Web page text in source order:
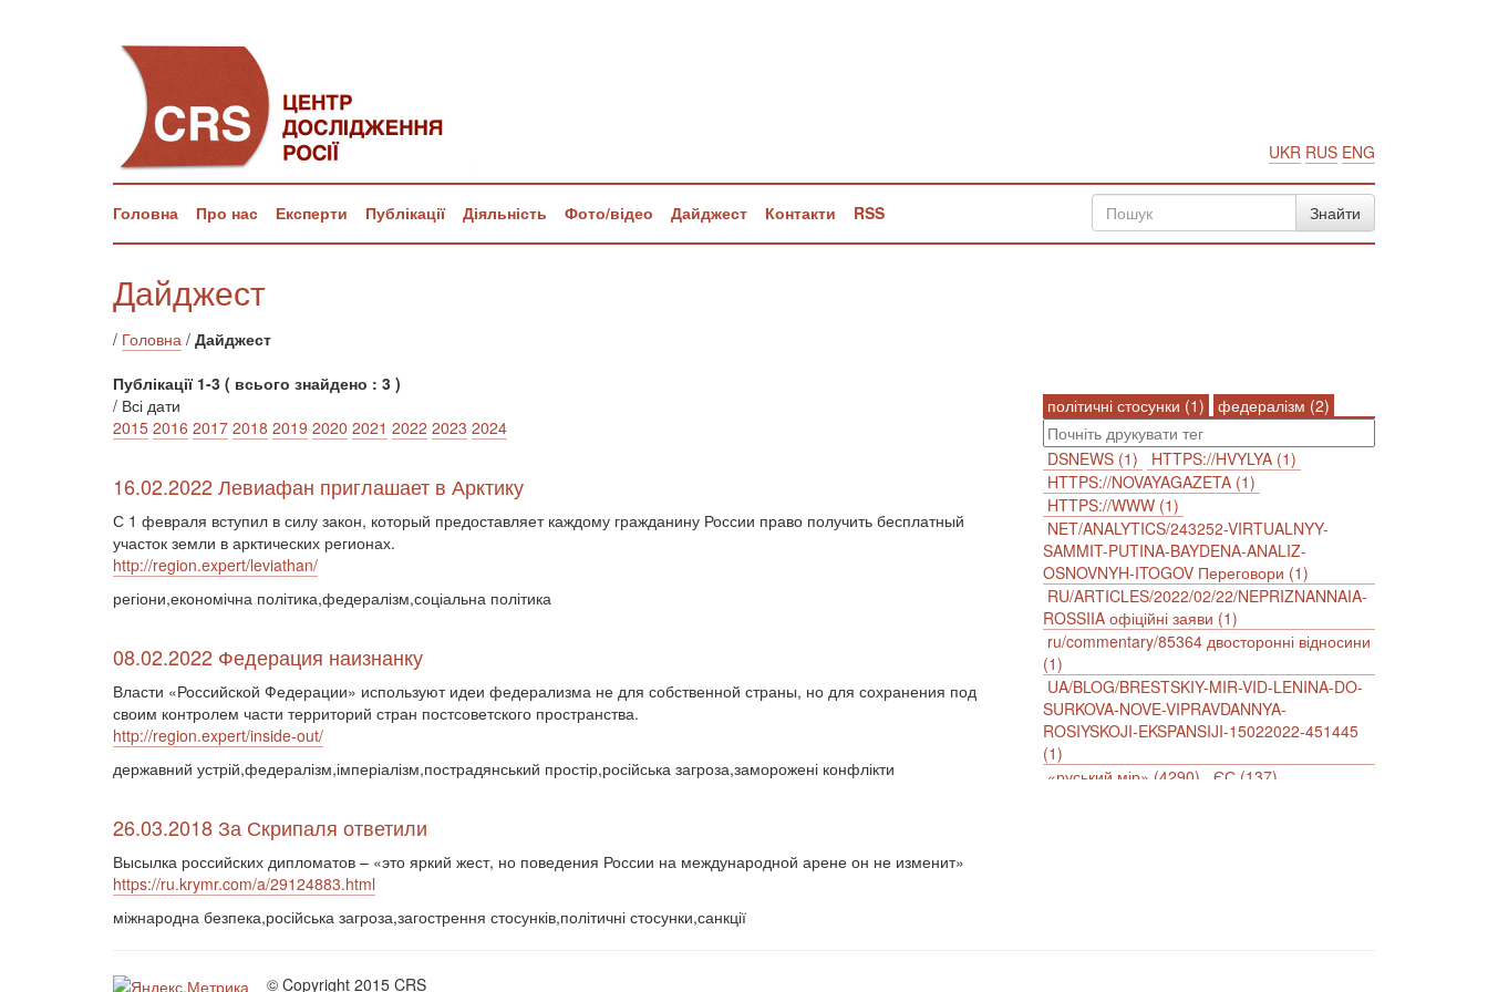
UKR RUS ENG
Головна Про нас Експерти Публікації Діяльність Фото/відео Дайджест Контакти RSS
Дайджест
/ Головна / Дайджест
Публікації 1-3 ( всього знайдено : 3 )
політичні стосунки (1)
федералізм (2)
DSNEWS (1)
HTTPS://HVYLYA (1)
HTTPS://NOVAYAGAZETA (1)
HTTPS://WWW (1)
NET/ANALYTICS/243252-VIRTUALNYY-
SAMMIT-PUTINA-BAYDENA-ANALIZ-
OSNOVNYH-ITOGOV Переговори (1)
RU/ARTICLES/2022/02/22/NEPRIZNANNAIA-
ROSSIIA офіційні заяви (1)
ru/commentary/85364 двосторонні відносини
(1)
UA/BLOG/BRESTSKIY-MIR-VID-LENINA-DO-
SURKOVA-NOVE-VIPRAVDANNYA-
ROSIYSKOJI-EKSPANSIJI-15022022-451445
(1)
«руський мір» (4290)
ЄС (137)
/ Всі дати
2015 2016 2017 2018 2019 2020 2021 2022 2023 2024
16.02.2022 Левиафан приглашает в Арктику
С 1 февраля вступил в силу закон, который предоставляет каждому гражданину России право получить бесплатный
участок земли в арктических регионах.
http://region.expert/leviathan/
регіони,економічна політика,федералізм,соціальна політика
08.02.2022 Федерация наизнанку
Власти «Российской Федерации» используют идеи федерализма не для собственной страны, но для сохранения под
своим контролем части территорий стран постсоветского пространства.
http://region.expert/inside-out/
державний устрій,федералізм,імперіалізм,пострадянський простір,російська загроза,заморожені конфлікти
26.03.2018 За Скрипаля ответили
Высылка российских дипломатов – «это яркий жест, но поведения России на международной арене он не изменит»
https://ru.krymr.com/a/29124883.html
міжнародна безпека,російська загроза,загострення стосунків,політичні стосунки,санкції
© Copyright 2015 CRS